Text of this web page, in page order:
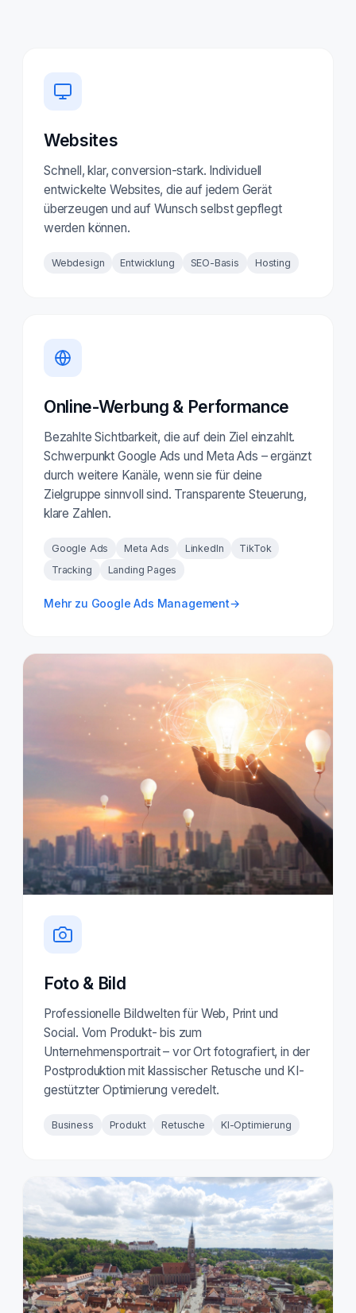
Websites
Schnell, klar, conversion-stark. Individuell
entwickelte Websites, die auf jedem Gerät
überzeugen und auf Wunsch selbst gepflegt
werden können.
Webdesign Entwicklung SEO-Basis Hosting
Online-Werbung & Performance
Bezahlte Sichtbarkeit, die auf dein Ziel einzahlt.
Schwerpunkt Google Ads und Meta Ads – ergänzt
durch weitere Kanäle, wenn sie für deine
Zielgruppe sinnvoll sind. Transparente Steuerung,
klare Zahlen.
Google Ads Meta Ads LinkedIn
TikTok
Tracking
Landing Pages
Mehr zu Google Ads Management→
Foto & Bild
Professionelle Bildwelten für Web, Print und
Social. Vom Produkt- bis zum
Unternehmensportrait – vor Ort fotografiert, in der
Postproduktion mit klassischer Retusche und KI-
gestützter Optimierung veredelt.
Business Produkt Retusche KI-Optimierung